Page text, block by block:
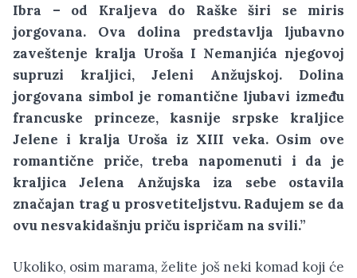
Ibra – od Kraljeva do Raške širi se miris
jorgovana. Ova dolina predstavlja ljubavno
zaveštenje kralja Uroša I Nemanjića njegovoj
supruzi kraljici, Jeleni Anžujskoj. Dolina
jorgovana simbol je romantične ljubavi između
francuske princeze, kasnije srpske kraljice
Jelene i kralja Uroša iz XIII veka. Osim ove
romantične priče, treba napomenuti i da je
kraljica Jelena Anžujska iza sebe ostavila
značajan trag u prosvetiteljstvu. Radujem se da
ovu nesvakidašnju priču ispričam na svili.”
Ukoliko, osim marama, želite još neki komad koji će